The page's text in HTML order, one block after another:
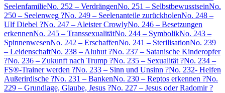
SeelenfamilieNo. 252 – VerdrängenNo. 251 – SelbstbewusstseinNo.
250 – Seelenweg ?No. 249 – Seelenanteile zurückholenNo. 248 –
Ulf Diebel ?No. 247 – Aleister CrowlyNo. 246 – Besetzungen
erkennenNo. 245 – TranssexualitätNo. 244 – SymbolikNo. 243 –
SpinnenwesenNo. 242 – ErschaffenNo. 241 – SterilisationNo. 239
– LeidenschaftNo. 238 – Aluhut ?No. 237 – Satanische Kinderopfer
?No. 236 – Zukunft nach Trump ?No. 235 – Sexualität ?No. 234 –
FS®-Trainer werden ?No. 233 – Sinn und Unsinn ?No. 232- Helfen
Außerirdische ?No. 231 – BankenNo. 230 – Reptos erkennen ?No.
229 – Grundlage, Glaube, Jesus ?No. 227 – Jesus oder Radomir ?